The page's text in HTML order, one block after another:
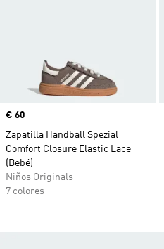
Precio
€ 60
Zapatilla Handball Spezial
Comfort Closure Elastic Lace
(Bebé)
Niños Originals
7 colores